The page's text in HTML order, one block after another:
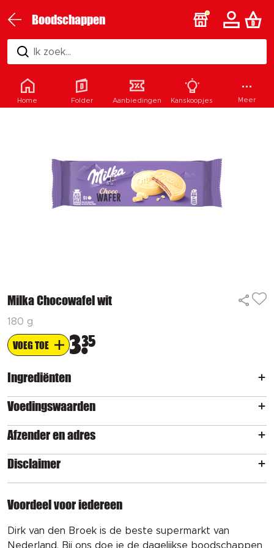
Boodschappen
Ik zoek...
Milka Chocowafel wit
180 g
VOEG TOE 335
Ingrediënten
Voedingswaarden
Afzender en adres
Disclaimer
Voordeel voor iedereen
Dirk van den Broek is de beste supermarkt van
Nederland. Bij ons doe je de dagelijkse boodschappen
Home Folder Aanbiedingen Kanskoopjes Meer